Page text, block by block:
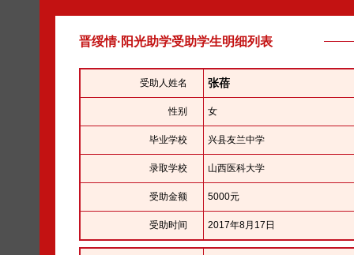
晋绥情·阳光助学受助学生明细列表
受助人姓名 张蓓
性别 女
毕业学校 兴县友兰中学
录取学校 山西医科大学
受助金额 5000元
受助时间 2017年8月17日